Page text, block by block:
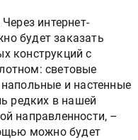
интернет-
будет заказать
конструкций с
световые
и настенные
редких в нашей
направленности, –
можно будет